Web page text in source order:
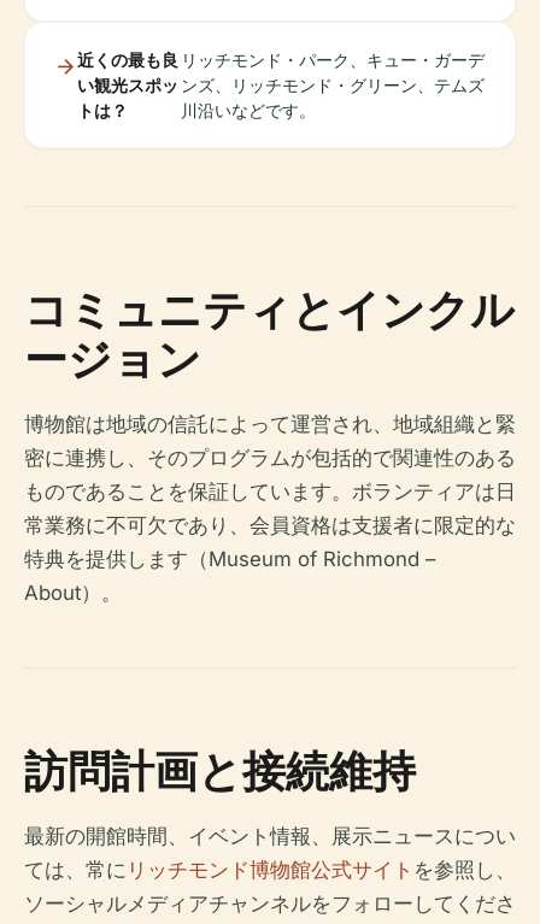
近くの最も良
い観光スポッ
トは？
リッチモンド・パーク、キュー・ガーデ
ンズ、リッチモンド・グリーン、テムズ
川沿いなどです。
コミュニティとインクル
ージョン
博物館は地域の信託によって運営され、地域組織と緊
密に連携し、そのプログラムが包括的で関連性のある
ものであることを保証しています。ボランティアは日
常業務に不可欠であり、会員資格は支援者に限定的な
特典を提供します（Museum of Richmond –
About）。
訪問計画と接続維持
最新の開館時間、イベント情報、展示ニュースについ
ては、常に リッチモンド博物館公式サイト を参照し、
ソーシャルメディアチャンネルをフォローしてくださ